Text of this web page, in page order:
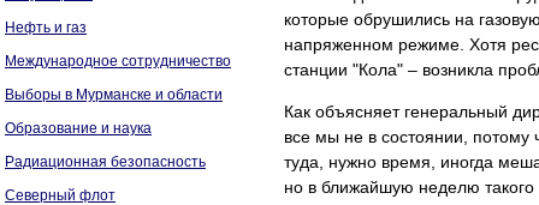
Нефть и газ
Международное сотрудничество
Выборы в Мурманске и области
Образование и наука
Радиационная безопасность
Северный флот
которые обрушились на
напряженном режиме. Хотя
станции "Кола" – возникла
Как объясняет генеральный
все мы не в состоянии, потому
туда, нужно время, иногда
но в ближайшую неделю такого